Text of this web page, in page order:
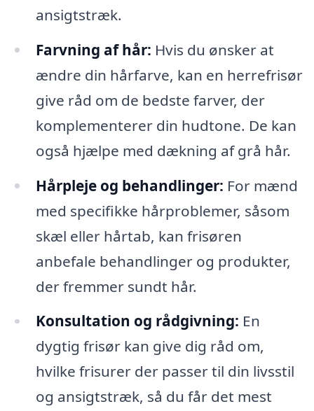
ansigtstræk.
Farvning af hår: Hvis du ønsker at
ændre din hårfarve, kan en herrefrisør
give råd om de bedste farver, der
komplementerer din hudtone. De kan
også hjælpe med dækning af grå hår.
Hårpleje og behandlinger: For mænd
med specifikke hårproblemer, såsom
skæl eller hårtab, kan frisøren
anbefale behandlinger og produkter,
der fremmer sundt hår.
Konsultation og rådgivning: En
dygtig frisør kan give dig råd om,
hvilke frisurer der passer til din livsstil
og ansigtstræk, så du får det mest